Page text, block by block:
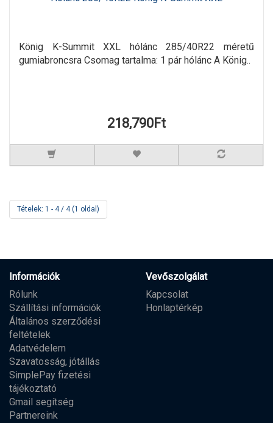
König K-Summit XXL hólánc 285/40R22 méretű
gumiabroncsra Csomag tartalma: 1 pár hólánc A König..
218,790Ft
Tételek: 1 - 4 / 4 (1 oldal)
Információk
Rólunk
Szállítási információk
Általános szerződési
feltételek
Adatvédelem
Szavatosság, jótállás
SimplePay fizetési
tájékoztató
Gmail segítség
Partnereink
Vevőszolgálat
Kapcsolat
Honlaptérkép